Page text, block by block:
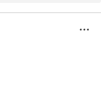
だけたとのこと、大変
りとした時間をお過ご
す。
合わせいただきありが